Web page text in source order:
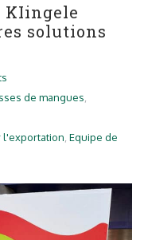
KIingele
solutions
de mangues
l'exportation Equipe de